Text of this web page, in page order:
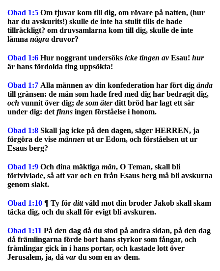
Obad 1:5 Om tjuvar kom till dig, om rövare på natten, (hur
har du avskurits!) skulle de inte ha stulit tills de hade
tillräckligt? om druvsamlarna kom till dig, skulle de inte
lämna några druvor?
Obad 1:6 Hur noggrant undersöks icke tingen avEsau! hur
är hans fördolda ting uppsökta!
Obad 1:7 Alla männen av din konfederation har fört dig ända
till gränsen: de män som hade fred med dig har bedragit dig,
och vunnit över dig; de som äterditt bröd har lagt ett sår
under dig: det finns ingen förståelse i honom.
Obad 1:8 Skall jag icke på den dagen, säger HERREN, ja
förgöra de vise männen ut ur Edom, och förståelsen ut ur
Esaus berg?
Obad 1:9 Och dina mäktiga män, O Teman, skall bli
förtvivlade, så att var och en från Esaus berg må bli avskurna
genom slakt.
Obad 1:10 ¶ Ty för dittvåld mot din broder Jakob skall skam
täcka dig, och du skall för evigt bli avskuren.
Obad 1:11 På den dag då du stod på andra sidan, på den dag
då främlingarna förde bort hans styrkor som fångar, och
främlingar gick in i hans portar, och kastade lott över
Jerusalem, ja, då vardu som en av dem.